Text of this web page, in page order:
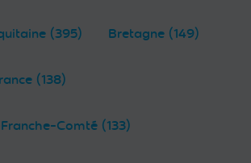
(395) Bretagne (149)
(138)
Comté (133)